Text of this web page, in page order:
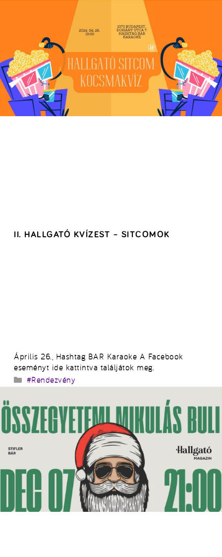
II. HALLGATÓ KVÍZEST – SITCOMOK
Április 26., Hashtag BAR Karaoke A Facebook
eseményt ide kattintva találjátok meg.
Kategória
#Rendezvény